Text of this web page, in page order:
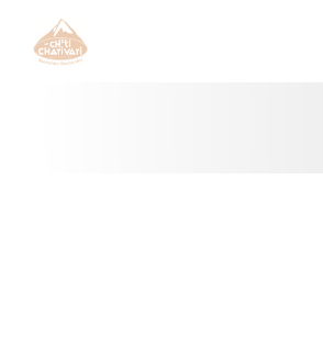
Personalizzazione delle tue scelte sui cookie